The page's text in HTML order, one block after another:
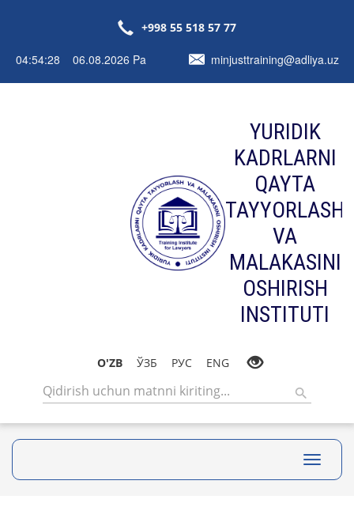
+998 55 518 57 77
04:54:28 06.08.2026 Pa minjusttraining@adliya.uz
YURIDIK
KADRLARNI
QAYTA
TAYYORLASH
VA
MALAKASINI
OSHIRISH
INSTITUTI
O'ZB ЎЗБ РУС ENG
Toggle